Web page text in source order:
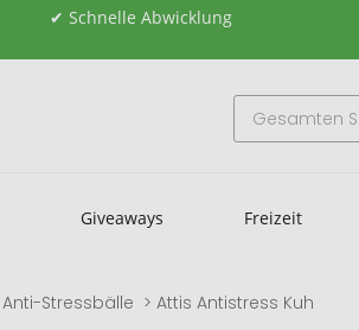
✔ Schnelle Abwicklung
Giveaways Freizeit
Anti-Stressbälle Attis Antistress Kuh